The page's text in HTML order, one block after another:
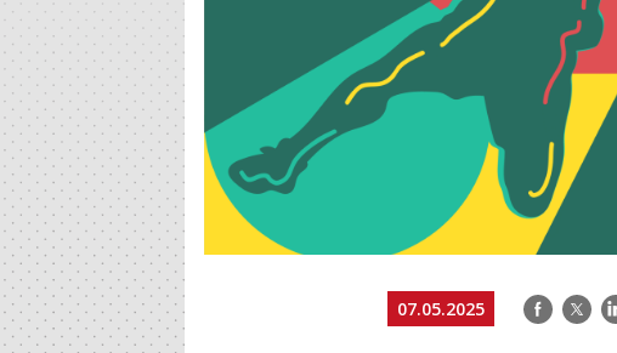
07.05.2025 Facebook